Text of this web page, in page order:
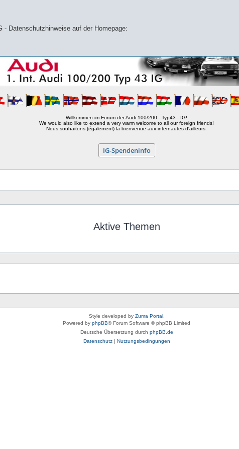
- Datenschutzhinweise auf der Homepage:
Willkommen im Forum der Audi 100/200 - Typ43 - IG!
We would also like to extend a very warm welcome to all our foreign friends!
Nous souhaitons (également) la bienvenue aux internautes d'ailleurs.
IG-Spendeninfo
Aktive Themen
Style developed by Zuma Portal,
Powered by phpBB® Forum Software © phpBB Limited
Deutsche Übersetzung durch phpBB.de
Datenschutz| Nutzungsbedingungen